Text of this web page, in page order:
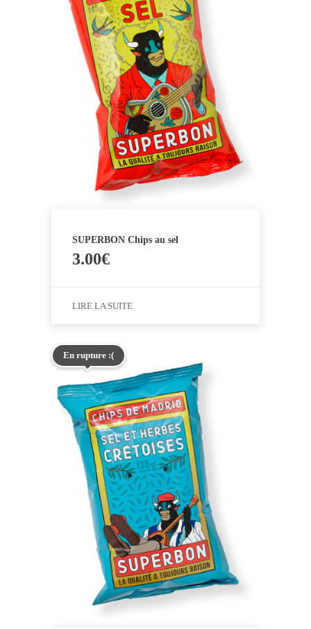
SUPERBON Chips au sel
3.00€
LIRE LA SUITE
En rupture :(